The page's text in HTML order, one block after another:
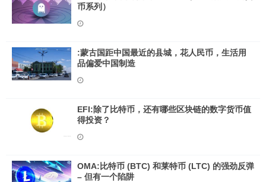
币系列）
:蒙古国距中国最近的县城，花人民币，生活用
品偏爱中国制造
EFI:除了比特币，还有哪些区块链的数字货币值
得投资？
OMA:比特币 (BTC) 和莱特币 (LTC) 的强劲反弹
– 但有一个陷阱